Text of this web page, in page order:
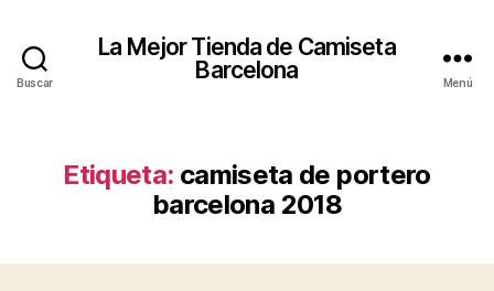
Buscar
La Mejor Tienda de Camiseta
Barcelona
Menú
Etiqueta: camiseta de portero
barcelona 2018